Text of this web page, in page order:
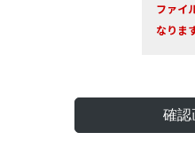
ファイ
なります